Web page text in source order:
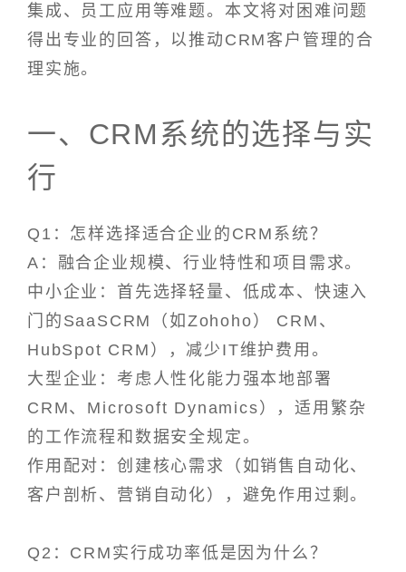
集成、员工应用等难题。本文将对困难问题
得出专业的回答，以推动CRM客户管理的合
理实施。
一、CRM系统的选择与实
行
Q1：怎样选择适合企业的CRM系统？
A：融合企业规模、行业特性和项目需求。
中小企业：首先选择轻量、低成本、快速入
门的SaaSCRM（如Zohoho） CRM、
HubSpot CRM），减少IT维护费用。
大型企业：考虑人性化能力强本地部署
CRM、Microsoft Dynamics），适用繁杂
的工作流程和数据安全规定。
作用配对：创建核心需求（如销售自动化、
客户剖析、营销自动化），避免作用过剩。
Q2：CRM实行成功率低是因为什么？